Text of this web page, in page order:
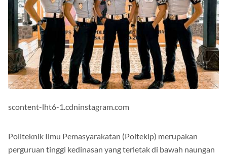
scontent-lht6-1.cdninstagram.com
Politeknik Ilmu Pemasyarakatan (Poltekip) merupakan
perguruan tinggi kedinasan yang terletak di bawah naungan